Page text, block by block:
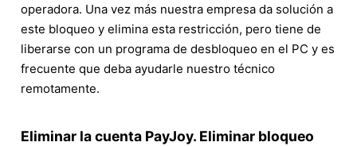
operadora. Una vez más nuestra empresa da solución a
este bloqueo y elimina esta restricción, pero tiene de
liberarse con un programa de desbloqueo en el PC y es
frecuente que deba ayudarle nuestro técnico
remotamente.
Eliminar la cuenta PayJoy. Eliminar bloqueo